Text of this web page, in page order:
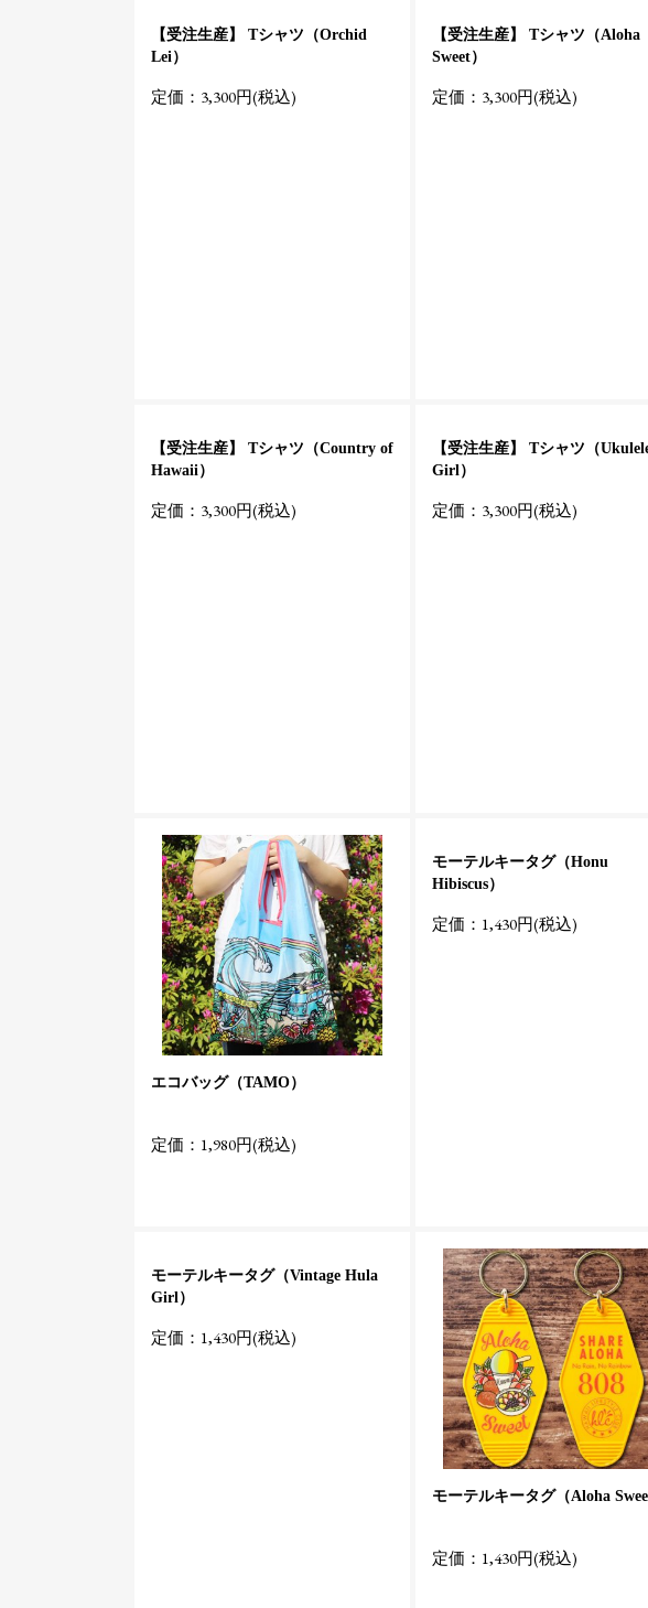
【受注生産】 Tシャツ（Orchid
Lei）
定価：3,300円(税込)
【受注生産】 Tシャツ（Aloha
Sweet）
定価：3,300円(税込)
【受注生産】 Tシャツ（Country of
Hawaii）
定価：3,300円(税込)
【受注生産】 Tシャツ（
Girl）
定価：3,300円(税込)
エコバッグ（TAMO）
定価：1,980円(税込)
モーテルキータグ（Honu
Hibiscus）
定価：1,430円(税込)
モーテルキータグ（Vintage Hula
Girl）
定価：1,430円(税込)
モーテルキータグ（Aloha
定価：1,430円(税込)